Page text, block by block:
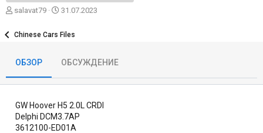
А
т
salavat79
Д
т
о
д
н
и
я
31.07.2023
Chinese Cars Files
ОБЗОР ОБСУЖДЕНИЕ
GW Hoover H5 2.0L CRDI
Delphi DCM3.7AP
3612100-ED01A